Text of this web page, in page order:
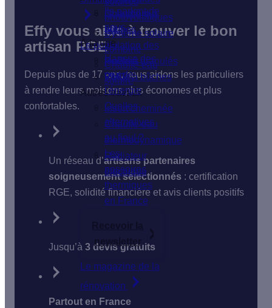
Isolation du
sol
Isolation des
fenêtres
VMC
Chaudière à
bûches
Le poêle
Poêle à granulés
Poêle à bûches
Autres travaux
Insert cheminée
Chauffe-eau
thermodynamique
Radiateur
électrique
photovoltaïques
Système solaire
combiné
Chauffe-eau
solaire
Ils parlent de
nous
À la une
Hausse des
prix de
l'énergie
Quelles
alternatives
au fioul ?
Les
passoires
thermiques
en France
newsletter
Le magazine de la
rénovation
Effy vous aide à trouver le bon
artisan RGE
Depuis plus de 17 ans, nous aidons les particuliers
à rendre leurs maisons plus économes et plus
confortables.
Un réseau d’artisans partenaires
soigneusement sélectionnés : certification
RGE, solidité financière et avis clients positifs
Jusqu’à 3 devis gratuits
Partout en France